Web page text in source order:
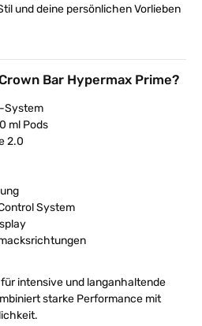
und deine persönlichen Vorlieben
Bar Hypermax Prime?
System
ml Pods
2.0
System
intensive und langanhaltende
starke Performance mit